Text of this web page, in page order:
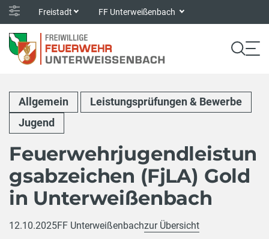
Freistadt FF Unterweißenbach
Allgemein
Leistungsprüfungen & Bewerbe
Jugend
Feuerwehrjugendleistun
gsabzeichen (FjLA) Gold
in Unterweißenbach
12.10.2025FF Unterweißenbachzur Übersicht